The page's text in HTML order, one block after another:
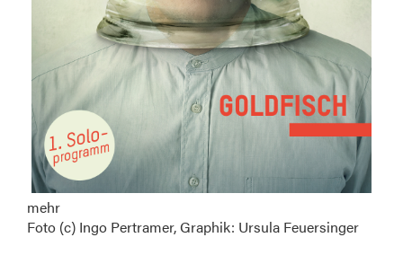
mehr
Foto (c) Ingo Pertramer, Graphik: Ursula Feuersinger